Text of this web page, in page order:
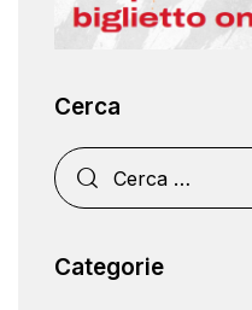
Cerca
Categorie